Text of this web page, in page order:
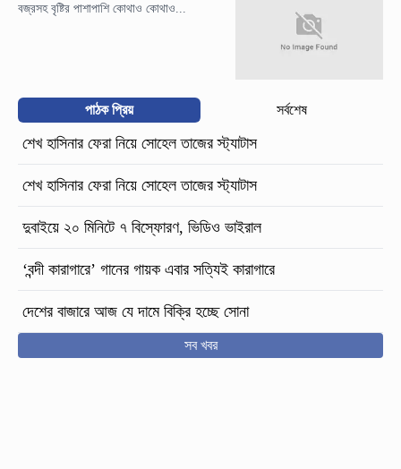
বজ্রসহ বৃষ্টির পাশাপাশি কোথাও কোথাও...
পাঠক প্রিয় সর্বশেষ
শেখ হাসিনার ফেরা নিয়ে সোহেল তাজের স্ট্যাটাস
শেখ হাসিনার ফেরা নিয়ে সোহেল তাজের স্ট্যাটাস
দুবাইয়ে ২০ মিনিটে ৭ বিস্ফোরণ, ভিডিও ভাইরাল
‘বন্দী কারাগারে’ গানের গায়ক এবার সত্যিই কারাগারে
দেশের বাজারে আজ যে দামে বিক্রি হচ্ছে সোনা
সব খবর